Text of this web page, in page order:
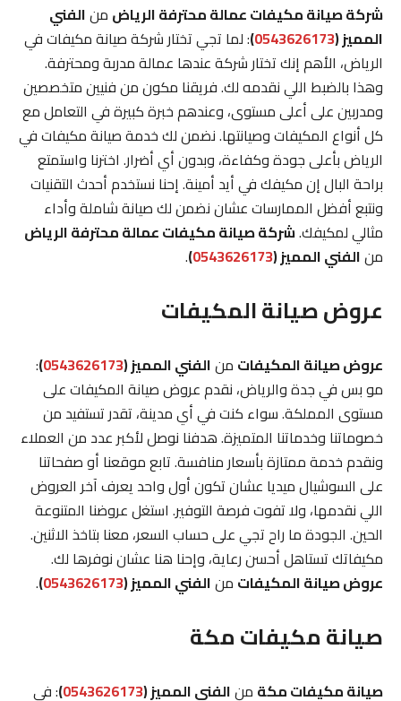
شركة صيانة مكيفات عمالة محترفة الرياضمنالفني
المميز (0543626173
): لما تجي تختار شركة صيانة مكيفات في
الرياض، الأهم إنك تختار شركة عندها عمالة مدربة ومحترفة.
وهذا بالضبط اللي نقدمه لك. فريقنا مكون من فنيين متخصصين
ومدربين على أعلى مستوى، وعندهم خبرة كبيرة في التعامل مع
كل أنواع المكيفات وصيانتها. نضمن لك خدمة صيانة مكيفات في
الرياض بأعلى جودة وكفاءة، وبدون أي أضرار. اخترنا واستمتع
براحة البال إن مكيفك في أيد أمينة. إحنا نستخدم أحدث التقنيات
ونتبع أفضل الممارسات عشان نضمن لك صيانة شاملة وأداء
مثالي لمكيفك.شركة صيانة مكيفات عمالة محترفة الرياض
منالفني المميز (0543626173
)
.
عروض صيانة المكيفات
عروض صيانة المكيفاتمنالفني المميز (0543626173
)
:
مو بس في جدة والرياض، نقدم عروض صيانة المكيفات على
مستوى المملكة. سواء كنت في أي مدينة، تقدر تستفيد من
خصوماتنا وخدماتنا المتميزة. هدفنا نوصل لأكبر عدد من العملاء
ونقدم خدمة ممتازة بأسعار منافسة. تابع موقعنا أو صفحاتنا
على السوشيال ميديا عشان تكون أول واحد يعرف آخر العروض
اللي نقدمها، ولا تفوت فرصة التوفير. استغل عروضنا المتنوعة
الحين. الجودة ما راح تجي على حساب السعر، معنا بتاخذ الاثنين.
مكيفاتك تستاهل أحسن رعاية، وإحنا هنا عشان نوفرها لك.
عروض صيانة المكيفاتمنالفني المميز (0543626173
)
.
صيانة مكيفات مكة
صيانة مكيفات مكةمنالفني المميز (0543626173
): في